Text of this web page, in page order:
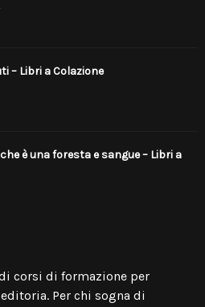
– Libri a Colazione
è una foresta e sangue – Libri a
corsi di formazione per
. Per chi sogna di